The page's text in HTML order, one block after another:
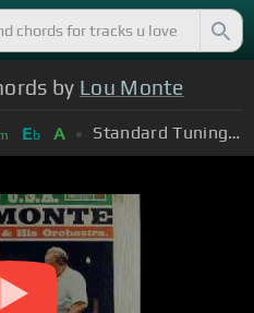
by Lou Monte
Eb A Standard Tuning (EADGBE)